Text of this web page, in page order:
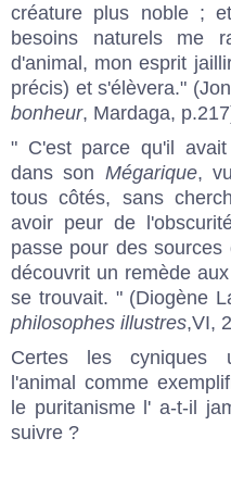
créature plus noble ;
besoins naturels me
d'animal, mon esprit
précis) et s'élèvera."
bonheur, Mardaga,
" C'est parce qu'il
dans son Mégarique,
tous côtés, sans
avoir peur de
passe pour des
découvrit un remède
se trouvait. " (Diogène
philosophes illustres,VI,
Certes les cyniques
l'animal comme
le puritanisme l' a-t-il
suivre ?